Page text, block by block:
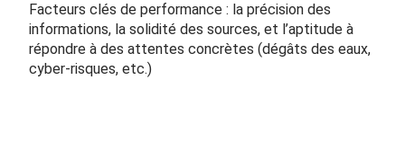
Facteurs clés de performance : la précision des
informations, la solidité des sources, et l’aptitude à
répondre à des attentes concrètes (dégâts des eaux,
cyber-risques, etc.)